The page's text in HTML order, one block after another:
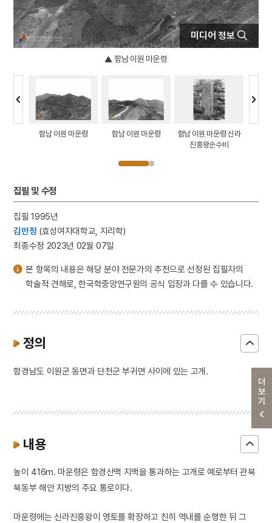
8 박종철 고문치사 사건
9
여수·순천 10·19사건
10 예종
더보기
미디어 정보
함남 이원 마운령
함남 이원 마운령 함남 이원 마운령
함남 이원 마운령 신라
진흥왕순수비
집필 및 수정
집필 1995년
김만정 (효성여자대학교, 지리학)
최종수정 2023년 02월 07일
본 항목의 내용은 해당 분야 전문가의 추천으로 선정된 집필자의
학술적 견해로, 한국학중앙연구원의 공식 입장과 다를 수 있습니다.
정의
함경남도 이원군 동면과 단천군 부귀면 사이에 있는 고개.
내용
높이 416m. 마운령은 함경산맥 지맥을 통과하는 고개로 예로부터 관북
북동부 해안 지방의 주요 통로이다.
마운령에는 신라진흥왕이 영토를 확장하고 친히 역내를 순행한 뒤 그